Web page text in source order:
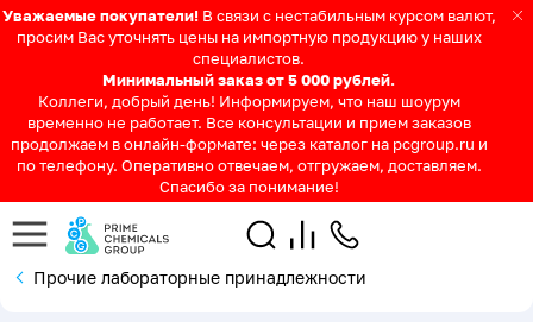
Уважаемые покупатели! В связи с нестабильным курсом валют,
просим Вас уточнять цены на импортную продукцию у наших
специалистов.
Минимальный заказ от 5 000 рублей.
Коллеги, добрый день! Информируем, что наш шоурум
временно не работает. Все консультации и прием заказов
продолжаем в онлайн-формате: через каталог на pcgroup.ru и
по телефону. Оперативно отвечаем, отгружаем, доставляем.
Спасибо за понимание!
Прочие лабораторные принадлежности